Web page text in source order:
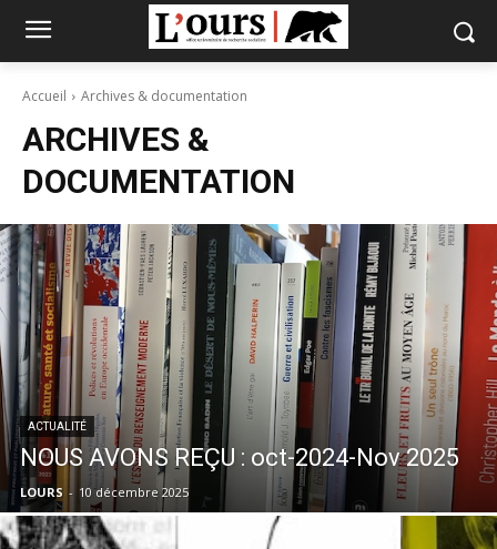
Accueil Archives & documentation
ARCHIVES &
DOCUMENTATION
ACTUALITÉ
NOUS AVONS REÇU : oct-2024-Nov 2025
LOURS - 10 décembre 2025